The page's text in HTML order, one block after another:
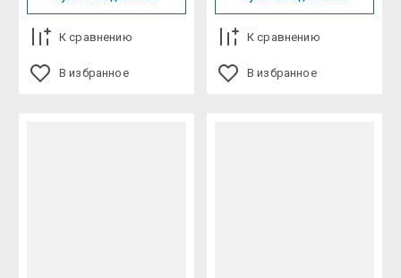
К сравнению
В избранное
К сравнению
В избранное